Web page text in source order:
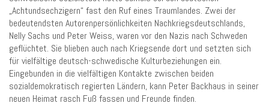
„Achtundsechzigern“ fast den Ruf eines Traumlandes. Zwei der
bedeutendsten Autorenpersönlichkeiten Nachkriegsdeutschlands,
Nelly Sachs und Peter Weiss, waren vor den Nazis nach Schweden
geflüchtet. Sie blieben auch nach Kriegsende dort und setzten sich
für vielfältige deutsch-schwedische Kulturbeziehungen ein.
Eingebunden in die vielfältigen Kontakte zwischen beiden
sozialdemokratisch regierten Ländern, kann Peter Backhaus in seiner
neuen Heimat rasch Fuß fassen und Freunde finden.